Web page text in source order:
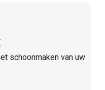
schoonmaken van uw